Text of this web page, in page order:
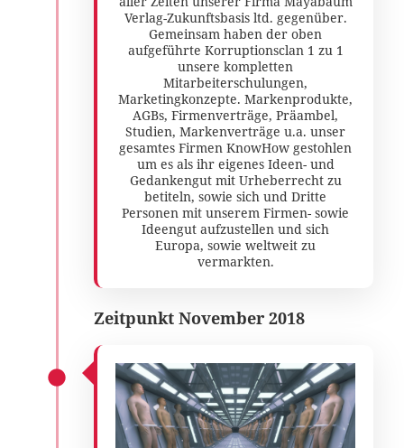
Verlag-Zukunftsbasis ltd. gegenüber.
Gemeinsam haben der oben
aufgeführte Korruptionsclan 1 zu 1
unsere kompletten
Mitarbeiterschulungen,
Marketingkonzepte. Markenprodukte,
AGBs, Firmenverträge, Präambel,
Studien, Markenverträge u.a. unser
gesamtes Firmen KnowHow gestohlen
um es als ihr eigenes Ideen- und
Gedankengut mit Urheberrecht zu
betiteln, sowie sich und Dritte
Personen mit unserem Firmen- sowie
Ideengut aufzustellen und sich
Europa, sowie weltweit zu
vermarkten.
Zeitpunkt November 2018